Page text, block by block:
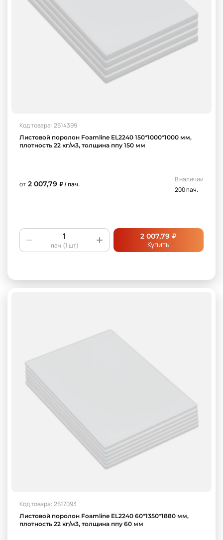
Код товара: 2614399
Листовой поролон Foamline EL2240 150*1000*1000 мм,
плотность 22 кг/м3, толщина ппу 150 мм
от 2 007,79 ₽ / пач.
В наличии
200 пач.
пач.(1 шт)
2 007,79 ₽
Купить
Код товара: 2617093
Листовой поролон Foamline EL2240 60*1350*1880 мм,
плотность 22 кг/м3, толщина ппу 60 мм